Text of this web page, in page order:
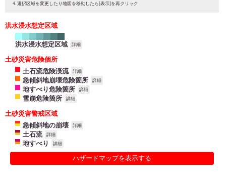
選択区域を変更したり地図を移動したら[表示]を再クリック
洪水浸水想定区域
洪水浸水想定区域 詳細
土砂災害危険個所
土石流危険渓流
詳細
急傾斜地崩壊危険箇所 詳細
地すべり危険箇所 詳細
雪崩危険箇所 詳細
土砂災害警戒区域
急傾斜地の崩壊
詳細
土石流 詳細
地すべり 詳細
ハザードマップを表示する